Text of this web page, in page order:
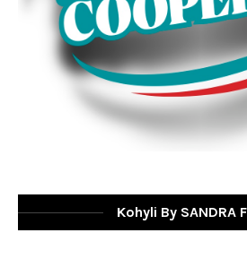
Kohyli By SANDRA